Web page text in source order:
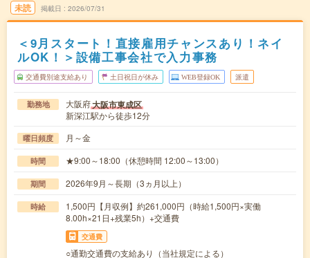
未読 掲載日 2026/07/31
＜9月スタート！直接雇用チャンスあり！ネイ
ルOK！＞設備工事会社で入力事務
交通費別途支給あり 土日祝日が休み WEB登録OK 派遣
勤務地 大阪府大阪市東成区
新深江駅から徒歩12分
曜日頻度 月～金
時間 ★9:00～18:00（休憩時間 12:00～13:00）
期間 2026年9月～長期（3ヵ月以上）
時給
1,500円【月収例】約261,000円（時給1,500円×実働
8.00h×21日+残業5h）+交通費
交通費
○通勤交通費の支給あり（当社規定による）